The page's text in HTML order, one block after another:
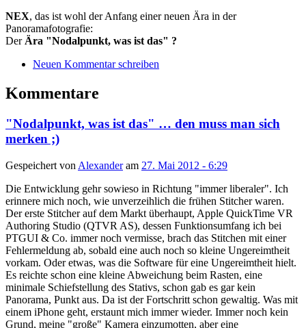
NEX, das ist wohl der Anfang einer neuen Ära in der
Panoramafotografie:
Der Ära "Nodalpunkt, was ist das" ?
Neuen Kommentar schreiben
Kommentare
"Nodalpunkt, was ist das" … den muss man sich
merken ;)
Gespeichert von Alexanderam 27. Mai 2012 - 6:29
Die Entwicklung gehr sowieso in Richtung "immer liberaler". Ich
erinnere mich noch, wie unverzeihlich die frühen Stitcher waren.
Der erste Stitcher auf dem Markt überhaupt, Apple QuickTime VR
Authoring Studio (QTVR AS), dessen Funktionsumfang ich bei
PTGUI & Co. immer noch vermisse, brach das Stitchen mit einer
Fehlermeldung ab, sobald eine auch noch so kleine Ungereimtheit
vorkam. Oder etwas, was die Software für eine Ungereimtheit hielt.
Es reichte schon eine kleine Abweichung beim Rasten, eine
minimale Schiefstellung des Stativs, schon gab es gar kein
Panorama, Punkt aus. Da ist der Fortschritt schon gewaltig. Was mit
einem iPhone geht, erstaunt mich immer wieder. Immer noch kein
Grund, meine "große" Kamera einzumotten, aber eine